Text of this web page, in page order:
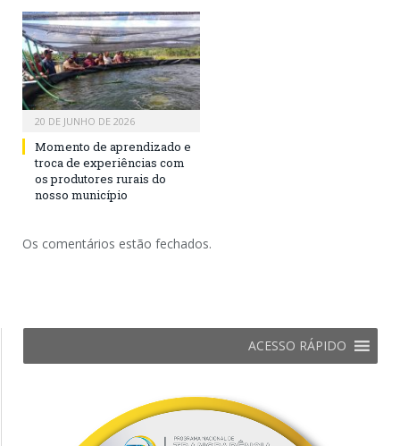
20 DE JUNHO DE 2026
Momento de aprendizado e
troca de experiências com
os produtores rurais do
nosso município
Os comentários estão fechados.
ACESSO RÁPIDO